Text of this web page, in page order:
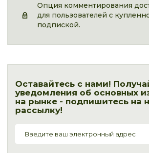
Опция комментирования
для пользователей с
подпиской.
Оставайтесь с нами!
уведомления об основных
на рынке - подпишитесь на
рассылку!